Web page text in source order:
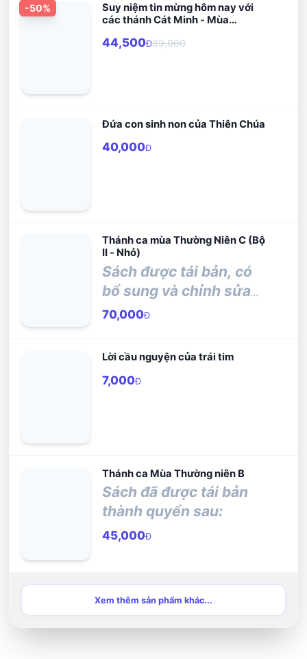
-50%
Suy niệm tin mừng hôm nay với
các thánh Cát Minh - Mùa
44,500Đ89,000
Đứa con sinh non của Thiên Chúa
40,000Đ
Thánh ca mùa Thường Niên C (Bộ
II - Nhỏ)
Sách được tái bản, có
bổ sung và chỉnh sửa
từ quyển sau:
70,000Đ
Lời cầu nguyện của trái tim
7,000Đ
Thánh ca Mùa Thường niên B
Sách đã được tái bản
thành quyển sau:
45,000Đ
Xem thêm sản phẩm khác...